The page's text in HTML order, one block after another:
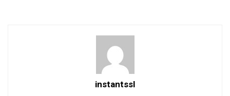
instantssl